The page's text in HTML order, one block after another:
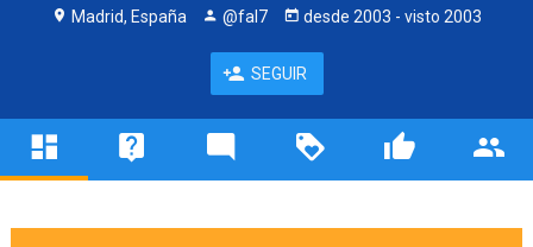
Madrid, España @fal7 desde 2003 - visto 2003
SEGUIR